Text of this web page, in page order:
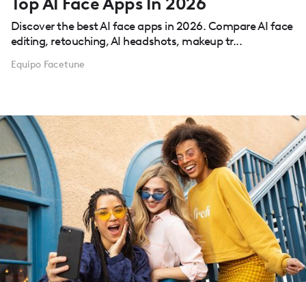
Discover the best AI face apps in 2026. Compare AI face
editing, retouching, AI headshots, makeup tr...
Equipo Facetune